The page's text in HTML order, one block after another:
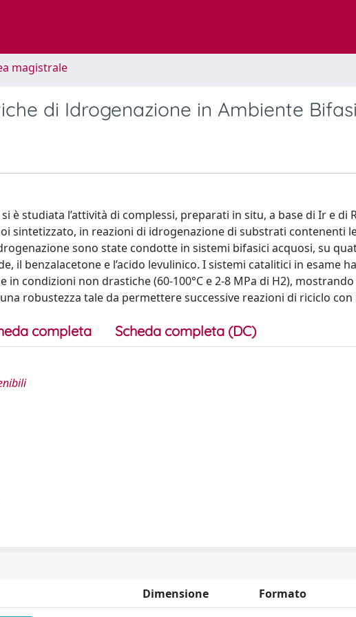
magistrale
di Idrogenazione in Ambiente
è studiata l’attività di complessi, preparati in situ, a base di Ir e di
sintetizzato, in reazioni di idrogenazione di substrati contenenti
sono state condotte in sistemi bifasici acquosi, su
il benzalacetone e l’acido levulinico. I sistemi catalitici in esame
in condizioni non drastiche (60-100°C e 2-8 MPa di H2),
robustezza tale da permettere successive reazioni di riciclo
completa Scheda completa (DC)
Dimensione
Formato